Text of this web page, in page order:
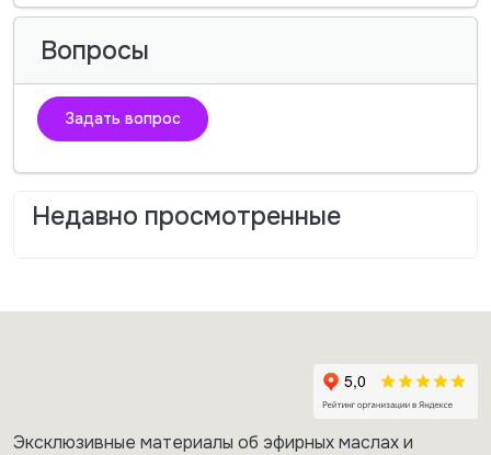
Вопросы
Задать вопрос
Недавно просмотренные
Эксклюзивные материалы об эфирных маслах и